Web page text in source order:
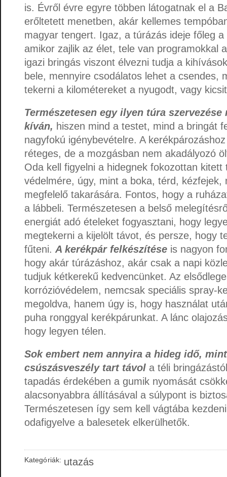
is. Évről évre egyre többen látogatnak el a
erőltetett menetben, akár kellemes
magyar tengert. Igaz, a túrázás ideje főleg
amikor zajlik az élet, tele van programokkal
igazi bringás viszont élvezni tudja a
bele, mennyire csodálatos lehet a csendes,
tekerni a kilométereket a nyugodt, vagy
Természetesen egy ilyen túra
kíván, hiszen mind a testet, mind a bringát
nagyfokú igénybevételre. A
réteges, de a mozgásban nem akadályozó
Oda kell figyelni a hidegnek fokozottan kitett
védelmére, úgy, mint a boka, térd, kézfejek,
megfelelő takarására. Fontos, hogy a
a lábbeli. Természetesen a belső
energiát adó ételeket fogyasztani, hogy
megtekerni a kijelölt távot, és persze, hogy
fűteni. A kerékpár felkészítése is nagyon
hogy akár túrázáshoz, akár csak a napi
tudjuk kétkerekű kedvencünket. Az
korrózióvédelem, nemcsak speciális spray-
megoldva, hanem úgy is, hogy használat
puha ronggyal kerékpárunkat. A lánc
hogy legyen télen.
Sok embert nem annyira a hideg idő,
csúszásveszély tart távol a téli
tapadás érdekében a gumik nyomását
alacsonyabbra állításával a súlypont is
Természetesen így sem kell vágtába
odafigyelve a balesetek elkerülhetők.
Kategóriák: utazás